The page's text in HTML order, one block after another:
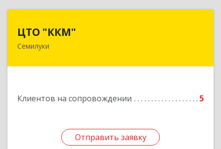
ЦТО "ККМ"
Семилуки
Клиентов на сопровождении 5
Отправить заявку
Отправить заявку